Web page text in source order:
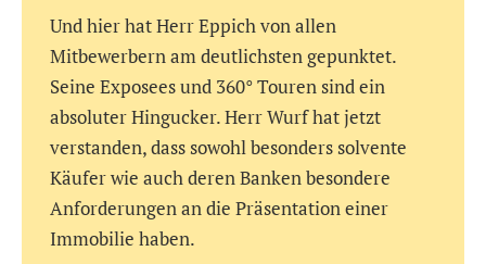
Und hier hat Herr Eppich von allen
Mitbewerbern am deutlichsten gepunktet.
Seine Exposees und 360° Touren sind ein
absoluter Hingucker. Herr Wurf hat jetzt
verstanden, dass sowohl besonders solvente
Käufer wie auch deren Banken besondere
Anforderungen an die Präsentation einer
Immobilie haben.